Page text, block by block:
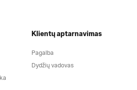
Klientų aptarnavimas
Pagalba
Dydžių vadovas